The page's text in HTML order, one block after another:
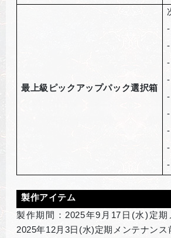
最上級ピックアップパック選択箱
製作アイテム
製作期間：2025年9月17日(水)定期
2025年12月3日(水)定期メンテナンス